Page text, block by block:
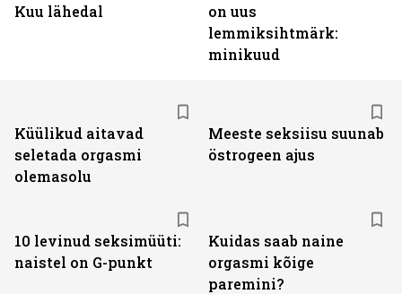
Kuu lähedal
on uus
lemmiksihtmärk:
minikuud
Küülikud aitavad
seletada orgasmi
olemasolu
Meeste seksiisu suunab
östrogeen ajus
10 levinud seksimüüti:
naistel on G-punkt
Kuidas saab naine
orgasmi kõige
paremini?